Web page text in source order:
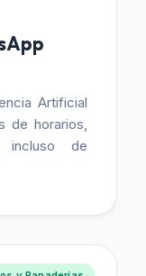
Artificial
de horarios,
de